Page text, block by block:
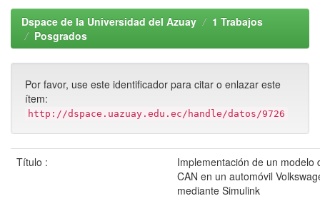
Dspace de la Universidad del Azuay
1 Trabajos
Posgrados
Por favor, use este identificador para citar o enlazar este
ítem:
http://dspace.uazuay.edu.ec/handle/datos/9726
Título :
Implementación de un modelo
CAN en un automóvil
mediante Simulink